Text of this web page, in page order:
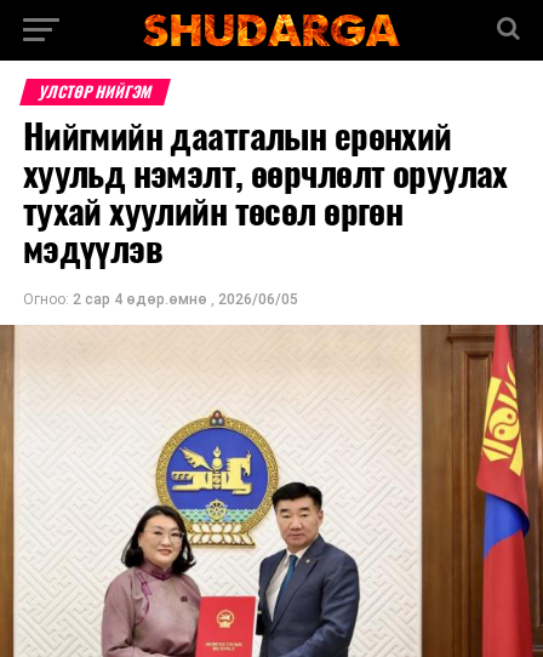
УЛСТӨР НИЙГЭМ
Нийгмийн даатгалын ерөнхий
хуульд нэмэлт, өөрчлөлт оруулах
тухай хуулийн төсөл өргөн
мэдүүлэв
Огноо: 2 сар 4 өдөр.өмнө , 2026/06/05